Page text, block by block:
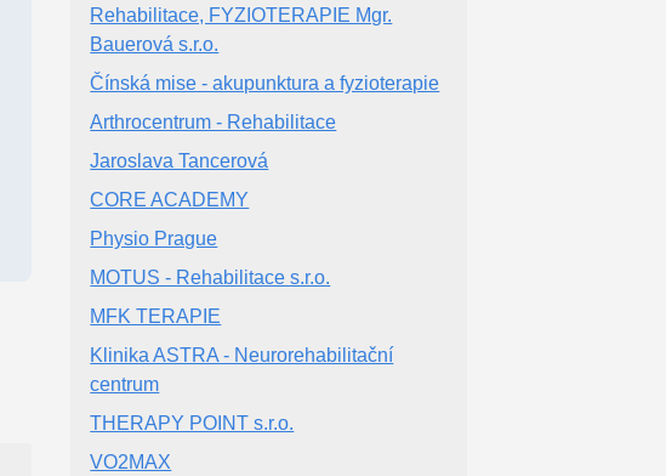
Rehabilitace, FYZIOTERAPIE Mgr.
Bauerová s.r.o.
Čínská mise - akupunktura a fyzioterapie
Arthrocentrum - Rehabilitace
Jaroslava Tancerová
CORE ACADEMY
Physio Prague
MOTUS - Rehabilitace s.r.o.
MFK TERAPIE
Klinika ASTRA - Neurorehabilitační
centrum
THERAPY POINT s.r.o.
VO2MAX